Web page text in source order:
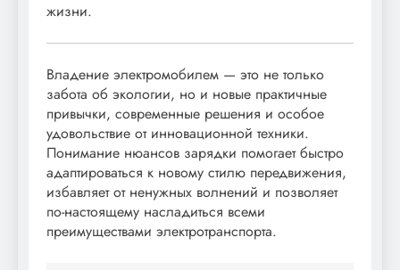
жизни.
Владение электромобилем — это не только
забота об экологии, но и новые практичные
привычки, современные решения и особое
удовольствие от инновационной техники.
Понимание нюансов зарядки помогает быстро
адаптироваться к новому стилю передвижения,
избавляет от ненужных волнений и позволяет
по-настоящему насладиться всеми
преимуществами электротранспорта.